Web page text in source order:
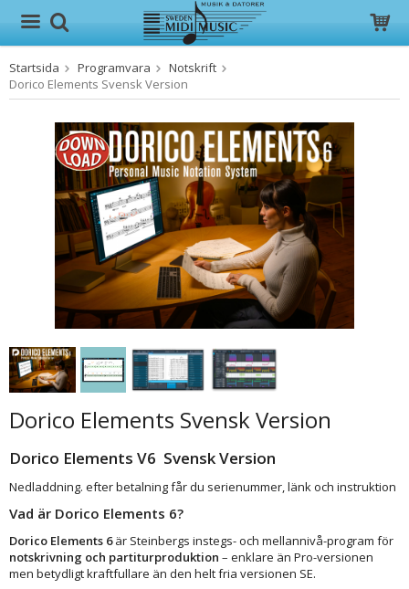
Produkten har blivit tillagd i varukorgen
Startsida Programvara
Notskrift
Dorico Elements Svensk Version
Dorico Elements Svensk Version
Dorico Elements V6 Svensk Version
Nedladdning. efter betalning får du serienummer, länk och instruktion
Vad är Dorico Elements 6?
Dorico Elements 6är Steinbergs instegs- och mellannivå-program för
notskrivning och partiturproduktion – enklare än Pro-versionen
men betydligt kraftfullare än den helt fria versionen SE.